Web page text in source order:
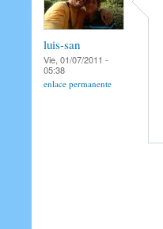
luis-san
Vie, 01/07/2011 -
05:38
enlace permanente